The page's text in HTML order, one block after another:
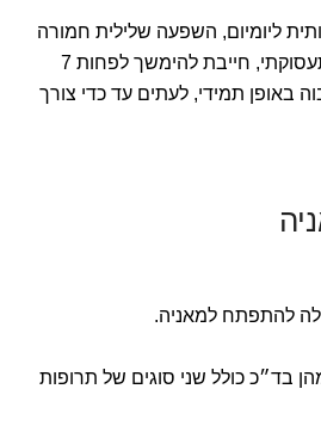
ליומיום, השפעה שלילית חמורה
על התפקוד החברתי והתעסוקתי, חייבת להימשך לפחות 7
באופן תמידי, לעתים עד כדי צורך
להתפתח למאניה.
בד״כ כולל שני סוגים של תרופות